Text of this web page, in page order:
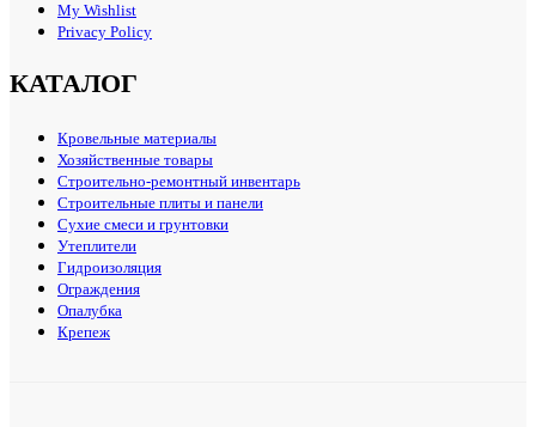
My Wishlist
Privacy Policy
КАТАЛОГ
Кровельные материалы
Хозяйственные товары
Строительно-ремонтный инвентарь
Строительные плиты и панели
Сухие смеси и грунтовки
Утеплители
Гидроизоляция
Ограждения
Опалубка
Крепеж